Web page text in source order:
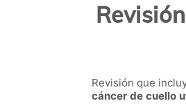
Revisión que
cáncer de cuello